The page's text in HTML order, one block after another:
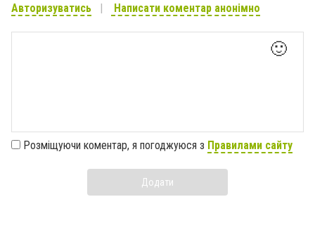
Авторизуватись Написати коментар анонімно
🙂
Розміщуючи коментар, я погоджуюся з Правилами сайту
Додати